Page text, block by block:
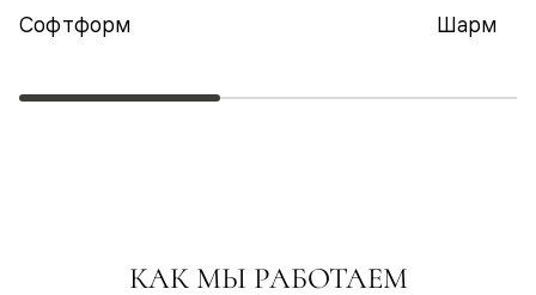
Софтформ Шарм
КАК МЫ РАБОТАЕМ